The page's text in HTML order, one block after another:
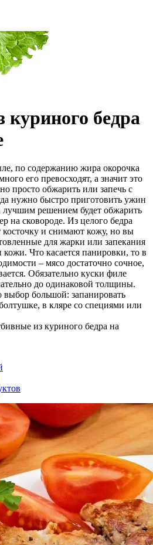
бедра
по содержанию жира окорочка
его превосходят, а значит это
просто обжарить или запечь с
нужно быстро приготовить ужин
лучшим решением будет обжарить
на сковороде. Из целого бедра
косточку и снимают кожу, но вы
для жарки или запекания
кожи. Что касается панировки, то в
– мясо достаточно сочное,
Обязательно куски филе
до одинаковой толщины.
большой: запанировать
в кляре со специями или
из куриного бедра на